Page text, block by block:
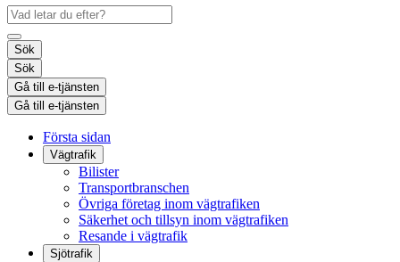
Sök
Sök
Gå till e-tjänsten
Gå till e-tjänsten
Första sidan
Vägtrafik
Bilister
Transportbranschen
Övriga företag inom vägtrafiken
Säkerhet och tillsyn inom vägtrafiken
Resande i vägtrafik
Sjötrafik